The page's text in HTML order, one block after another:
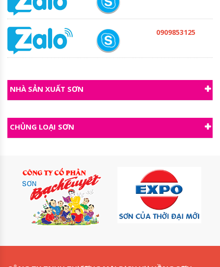
0909853125
NHÀ SẢN XUẤT SƠN
CHỦNG LOẠI SƠN